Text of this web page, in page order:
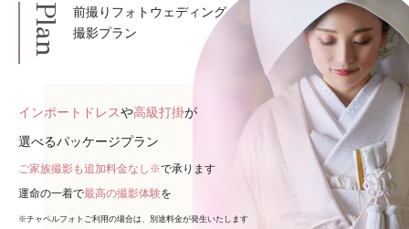
Plan
前撮りフォトウェディング
撮影プラン
インポートドレスや高級打掛が
選べるパッケージプラン
ご家族撮影も追加料金なし※で承ります
運命の一着で最高の撮影体験を
※チャペルフォトご利用の場合は、別途料金が発生いたします